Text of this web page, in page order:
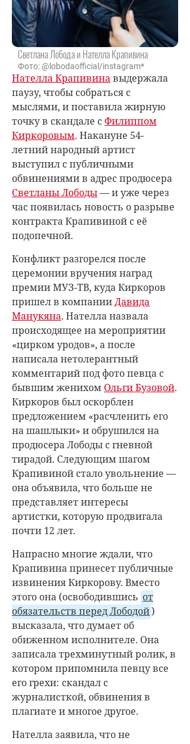
Светлана Лобода и Нателла Крапивина
Фото: @lobodaofficial/instagram*
Нателла Крапивинавыдержала
паузу, чтобы собраться с
мыслями, и поставила жирную
точку в скандале сФилиппом
Киркоровым. Накануне 54-
летний народный артист
выступил с публичными
обвинениями в адрес продюсера
Светланы Лободы— и уже через
час появилась новость о разрыве
контракта Крапивиной с её
подопечной.
Конфликт разгорелся после
церемонии вручения наград
премии МУЗ-ТВ, куда Киркоров
пришел в компанииДавида
Манукяна. Нателла назвала
происходящее на мероприятии
«цирком уродов», а после
написала нетолерантный
комментарий под фото певца с
бывшим женихом Ольги Бузовой.
Киркоров был оскорблен
предложением «расчленить его
на шашлыки» и обрушился на
продюсера Лободы с гневной
тирадой. Следующим шагом
Крапивиной стало увольнение —
она объявила, что больше не
представляет интересы
артистки, которую продвигала
почти 12 лет.
Напрасно многие ждали, что
Крапивина принесет публичные
извинения Киркорову. Вместо
этого она (освободившись от
обязательств перед Лободой)
высказала, что думает об
обиженном исполнителе. Она
записала трехминутный ролик, в
котором припомнила певцу все
его грехи: скандал с
журналисткой, обвинения в
плагиате и многое другое.
Нателла заявила, что не